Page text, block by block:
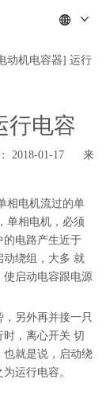
动机电容器] 运行
行电容
2018-01-17 来
相电机流过的单
单相电机，必须
的电路产生近于
动绕组，大多 就
使启动电容跟电源
另外再并接一只
，离心开关 切
也就是说，启动绕
运行电容。